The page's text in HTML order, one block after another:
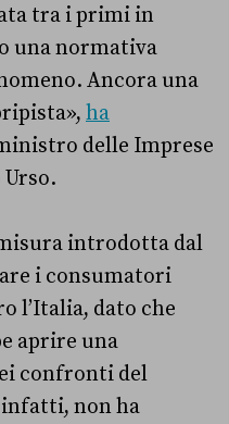
tra i primi in
una normativa
Ancora una
ha
delle Imprese
introdotta dal
i consumatori
l’Italia, dato che
aprire una
confronti del
infatti, non ha